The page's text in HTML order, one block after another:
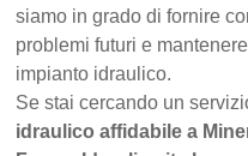
siamo in grado di fornire
problemi futuri e
impianto idraulico.
Se stai cercando un
idraulico affidabile a